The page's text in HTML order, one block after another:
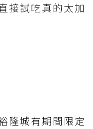
接試吃真的太加
隆城有期間限定